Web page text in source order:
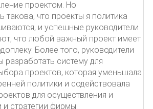
проектом. Но
такова, что проекты я политика
и успешные руководители
что любой важный проект имеет
Более того, руководители
систему для
проектов, которая уменьшала
политики и содействовала
для осуществления и
стратегии фирмы.